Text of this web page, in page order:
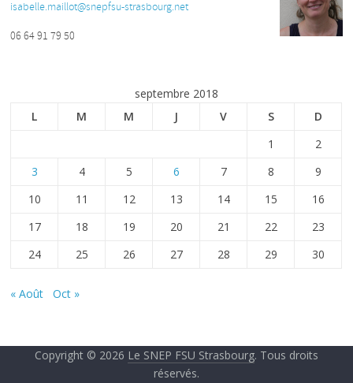
isabelle.maillot@snepfsu-strasbourg.net
06 64 91 79 50
septembre 2018
L
M M J V S
D
1
2
3
4 5 6 7 8
9
10
11 12 13 14 15
16
17
18 19 20 21 22
23
24
25 26 27 28 29 30
« Août Oct »
Copyright © 2026 Le SNEP FSU Strasbourg. Tous droits
réservés.